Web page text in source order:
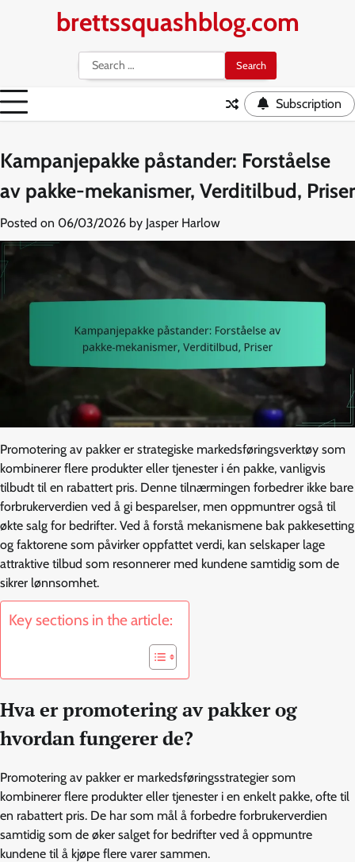
brettssquashblog.com
Search
for:
Subscription
Kampanjepakke påstander: Forståelse
av pakke-mekanismer, Verditilbud, Priser
Posted on 06/03/2026 by Jasper Harlow
Promotering av pakker er strategiske markedsføringsverktøy som
kombinerer flere produkter eller tjenester i én pakke, vanligvis
tilbudt til en rabattert pris. Denne tilnærmingen forbedrer ikke bare
forbrukerverdien ved å gi besparelser, men oppmuntrer også til
økte salg for bedrifter. Ved å forstå mekanismene bak pakkesetting
og faktorene som påvirker oppfattet verdi, kan selskaper lage
attraktive tilbud som resonnerer med kundene samtidig som de
sikrer lønnsomhet.
Key sections in the article:
Hva er promotering av pakker og
hvordan fungerer de?
Promotering av pakker er markedsføringsstrategier som
kombinerer flere produkter eller tjenester i en enkelt pakke, ofte til
en rabattert pris. De har som mål å forbedre forbrukerverdien
samtidig som de øker salget for bedrifter ved å oppmuntre
kundene til å kjøpe flere varer sammen.